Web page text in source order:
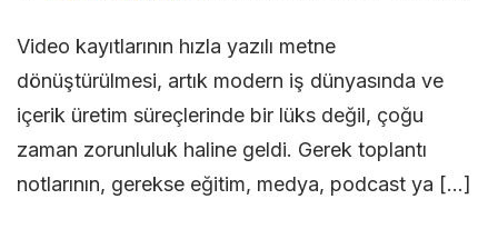
Video kayıtlarının hızla yazılı metne
dönüştürülmesi, artık modern iş dünyasında ve
içerik üretim süreçlerinde bir lüks değil, çoğu
zaman zorunluluk haline geldi. Gerek toplantı
notlarının, gerekse eğitim, medya, podcast ya […]